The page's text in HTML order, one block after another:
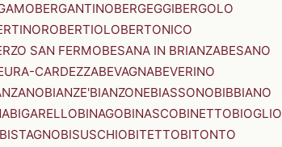
BERGANTINOBERGEGGIBERGOLO
BERTIOLOBERTONICO
SAN FERMOBESANA IN BRIANZABESANO
CARDEZZABEVAGNABEVERINO
BIANZE'BIANZONEBIASSONOBIBBIANO
BIGARELLOBINAGOBINASCOBINETTOBIOGLIO
BISTAGNOBISUSCHIOBITETTOBITONTO